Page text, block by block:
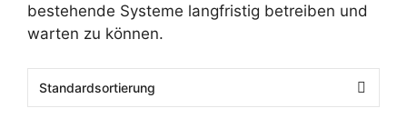
bestehende Systeme langfristig betreiben und
warten zu können.